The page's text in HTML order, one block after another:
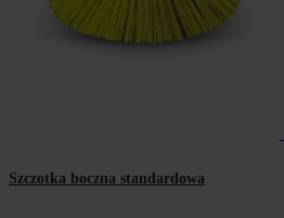
Szczotka boczna standardowa